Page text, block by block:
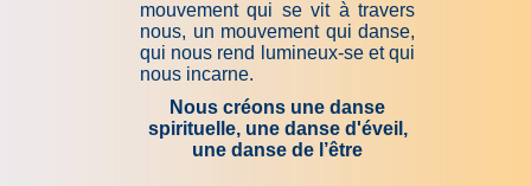
mouvement qui se vit à travers
nous, un mouvement qui danse,
qui nous rend lumineux-se et qui
nous incarne.
Nous créons une danse
spirituelle, une danse d'éveil,
une danse de l’être